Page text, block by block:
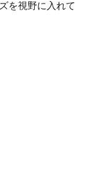
を視野に入れて